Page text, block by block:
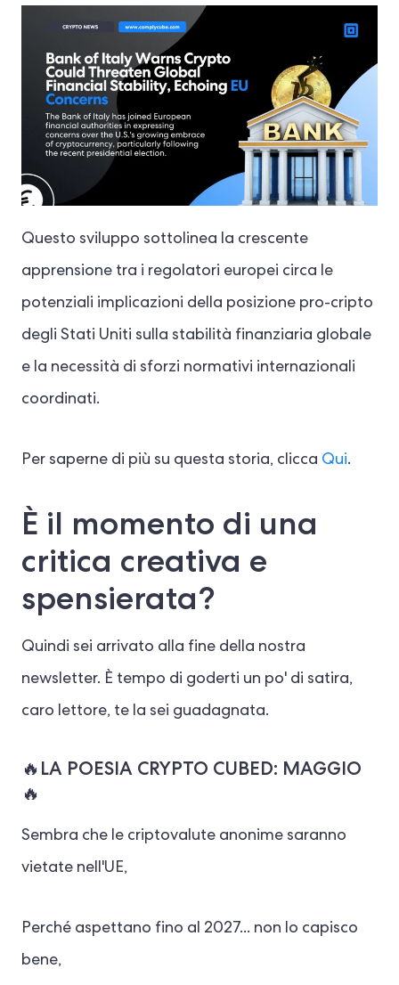
Questo sviluppo sottolinea la crescente
apprensione tra i regolatori europei circa le
potenziali implicazioni della posizione pro-cripto
degli Stati Uniti sulla stabilità finanziaria globale
e la necessità di sforzi normativi internazionali
coordinati.
Per saperne di più su questa storia, clicca Qui.
È il momento di una
critica creativa e
spensierata?
Quindi sei arrivato alla fine della nostra
newsletter. È tempo di goderti un po' di satira,
caro lettore, te la sei guadagnata.
🔥LA POESIA CRYPTO CUBED: MAGGIO
🔥
Sembra che le criptovalute anonime saranno
vietate nell'UE,
Perché aspettano fino al 2027... non lo capisco
bene,